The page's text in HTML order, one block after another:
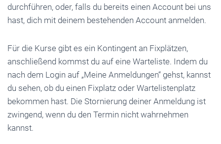
durchführen, oder, falls du bereits einen Account bei uns
hast, dich mit deinem bestehenden Account anmelden.
Für die Kurse gibt es ein Kontingent an Fixplätzen,
anschließend kommst du auf eine Warteliste. Indem du
nach dem Login auf „Meine Anmeldungen“ gehst, kannst
du sehen, ob du einen Fixplatz oder Wartelistenplatz
bekommen hast. Die Stornierung deiner Anmeldung ist
zwingend, wenn du den Termin nicht wahrnehmen
kannst.